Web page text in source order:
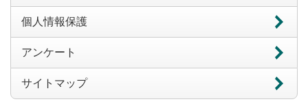
個人情報保護
アンケート
サイトマップ